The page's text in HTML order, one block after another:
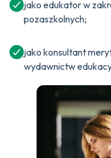
jako edukator w
pozaszkolnych;
jako konsultant
wydawnictw